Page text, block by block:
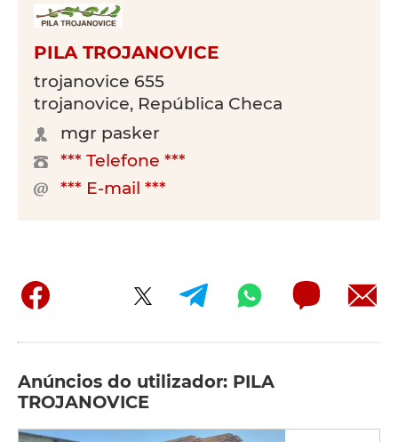
PILA TROJANOVICE
trojanovice 655
trojanovice, República Checa
mgr pasker
*** Telefone ***
*** E-mail ***
Anúncios do utilizador: PILA
TROJANOVICE